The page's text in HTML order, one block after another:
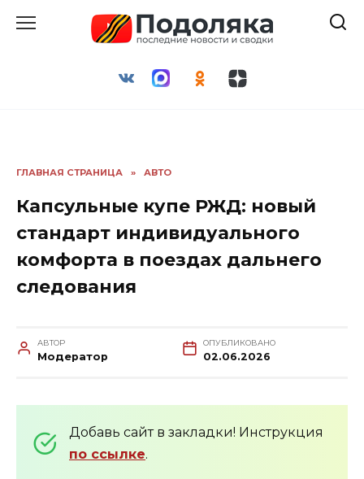
ГЛАВНАЯ СТРАНИЦА » АВТО
Капсульные купе РЖД: новый
стандарт индивидуального
комфорта в поездах дальнего
следования
АВТОР
Модератор
ОПУБЛИКОВАНО
02.06.2026
Добавь сайт в закладки! Инструкция
по ссылке.